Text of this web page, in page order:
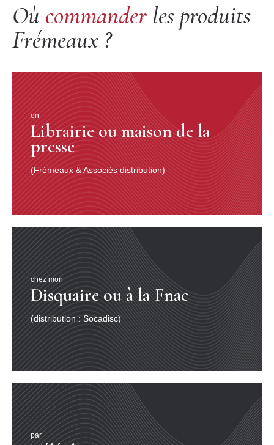
Où commander les produits
Frémeaux ?
par
en
Librairie ou maison de la
presse
(Frémeaux & Associés distribution)
chez mon
Disquaire ou à la Fnac
(distribution : Socadisc)